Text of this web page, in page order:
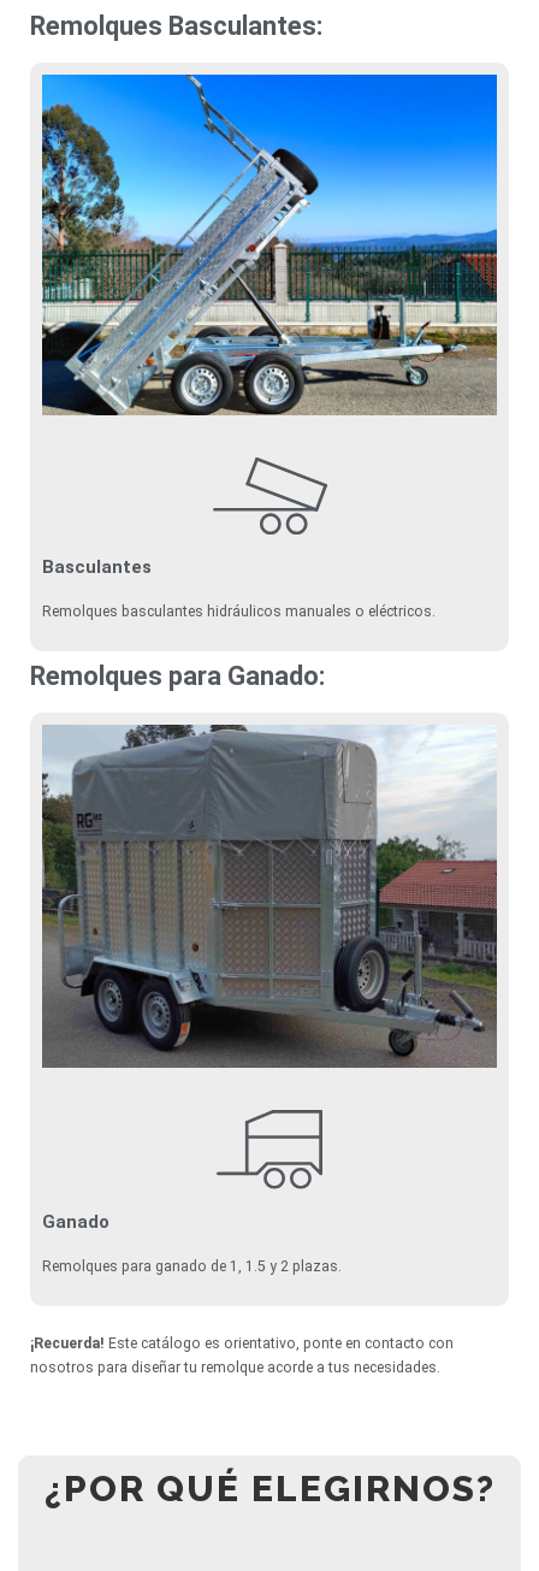
Remolques Basculantes:
Basculantes
Remolques basculantes hidráulicos manuales o eléctricos.
Remolques para Ganado:
Ganado
Remolques para ganado de 1, 1.5 y 2 plazas.
¡Recuerda! Este catálogo es orientativo, ponte en contacto con
nosotros para diseñar tu remolque acorde a tus necesidades.
¿POR QUÉ ELEGIRNOS?